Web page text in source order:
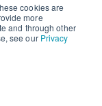
cookies are
more
and through other
see our Privacy
khuôn viên
thêm trong
xin làm trợ
bài cho các